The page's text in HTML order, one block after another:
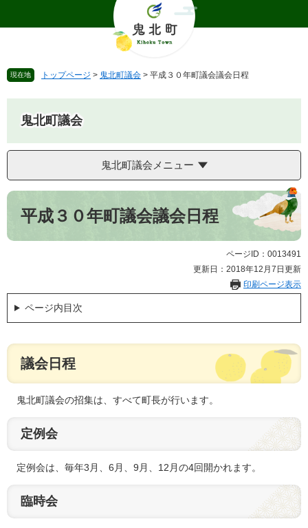
頭
飛
文
現在地 トップページ > 鬼北町議会 > 平成３０年町議会議会日程
鬼北町議会
鬼北町議会メニュー
本
平成３０年町議会議会日程
ページID：0013491
更新日：2018年12月7日更新
印刷ページ表示
ページ内目次
議会日程
鬼北町議会の招集は、すべて町長が行います。
定例会
定例会は、毎年3月、6月、9月、12月の4回開かれます。
臨時会